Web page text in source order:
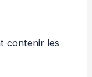
contenir les